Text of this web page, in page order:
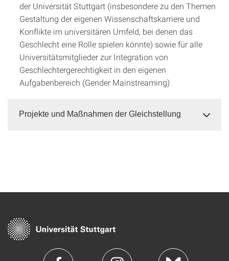
der Universität Stuttgart (insbesondere zu den Themen
Gestaltung der eigenen Wissenschaftskarriere und
Konflikte im universitären Umfeld, bei denen das
Geschlecht eine Rolle spielen könnte) sowie für alle
Universitätsmitglieder zur Integration von
Geschlechtergerechtigkeit in den eigenen
Aufgabenbereich (Gender Mainstreaming)
Projekte und Maßnahmen der Gleichstellung